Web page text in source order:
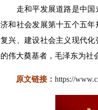
走和平发展道路是中
济和社会发展第十五个五
复兴、建设社会主义现代
的伟大奠基者，毛泽东为社
原文链接： https://